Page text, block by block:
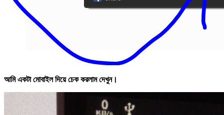
আমি একটা মোবাইল দিয়ে চেক করলাম দেখুন।